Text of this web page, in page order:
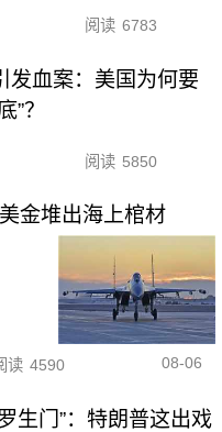
阅读 6783
发血案：美国为何要
”？
阅读 5850
金堆出海上棺材
读 4590 08-06
生门”：特朗普这出戏